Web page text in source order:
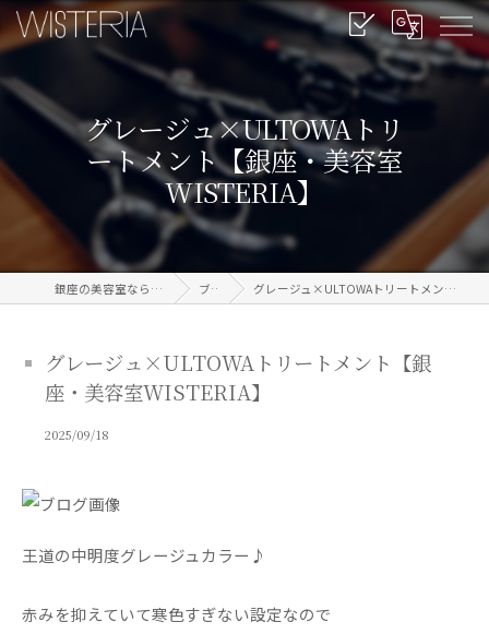
グレージュ×ULTOWAトリ
ートメント【銀座・美容室
WISTERIA】
銀座の美容室なら信頼のWISTERIA ブログ グレージュ×ULTOWAトリートメント【銀座・美容室WISTERIA】
グレージュ×ULTOWAトリートメント【銀
座・美容室WISTERIA】
2025/09/18
王道の中明度グレージュカラー♪
赤みを抑えていて寒色すぎない設定なので